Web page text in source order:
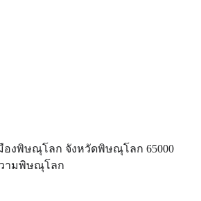
องพิษณุโลก จังหวัดพิษณุโลก 65000
ามพิษณุโลก